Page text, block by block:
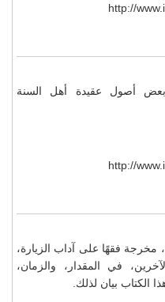
http://
أصول عقيدة أهل السنة
http://
مخرجة فقهًا على آداب الزيارة،
في المقدار، والزمان،
الكتاب بيان لذلك.